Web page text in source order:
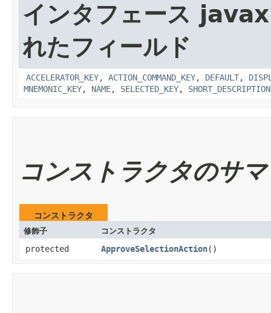
インタフェース
れたフィールド
ACCELERATOR_KEY, ACTION_COMMAND_KEY, DEFAULT,
MNEMONIC_KEY, NAME, SELECTED_KEY, SHORT_DESCRIPTION
コンストラクタのサ
コンストラクタ
修飾子 コンストラクタ
protected ApproveSelectionAction()